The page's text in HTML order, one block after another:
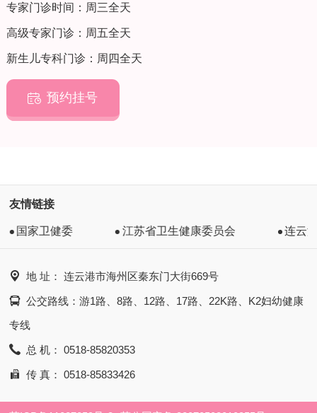
专家门诊时间：周三全天
高级专家门诊：周五全天
新生儿专科门诊：周四全天
 预约挂号
友情链接
国家卫健委 江苏省卫生健康委员会 连云
 地 址： 连云港市海州区秦东门大街669号
 公交路线：游1路、8路、12路、17路、22K路、K2妇幼健康
专线
 总 机： 0518-85820353
 传 真： 0518-85833426